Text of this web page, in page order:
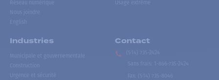
Réseau numérique
Nous joindre
English
Usage extrême
Industries
Municipale et gouvernementale
Construction
Urgence et sécurité
Contact
(514) 735-2424
Sans frais
1-866-735-2424
Fax:
(514) 735-8046